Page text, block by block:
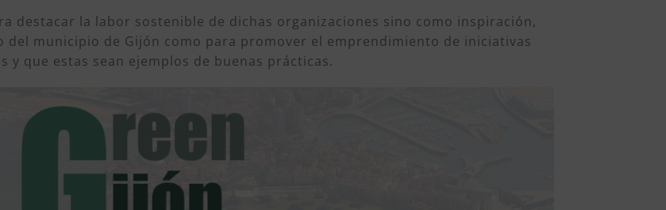
destacar la labor sostenible de dichas organizaciones sino como inspiración,
municipio de Gijón como para promover el emprendimiento de iniciativas
y que estas sean ejemplos de buenas prácticas.